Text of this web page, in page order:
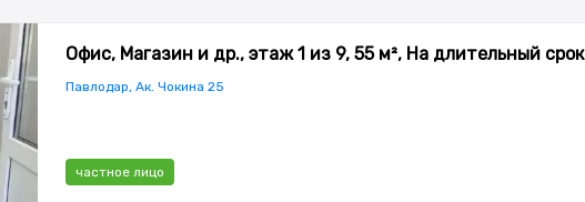
Офис, Магазин и др., этаж 1 из 9, 55 м², На длительный срок
Павлодар, Ак. Чокина 25
частное лицо